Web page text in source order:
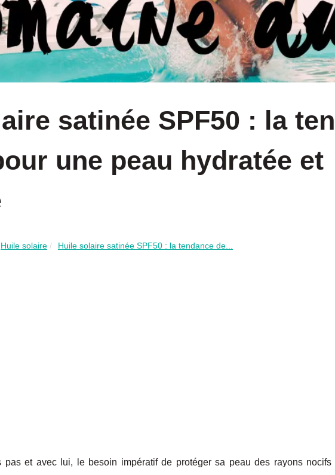
satinée SPF50 : la
une peau hydratée et
Huile solaire Huile solaire satinée SPF50 : la tendance de...
pas et avec lui, le besoin impératif de protéger sa peau des rayons